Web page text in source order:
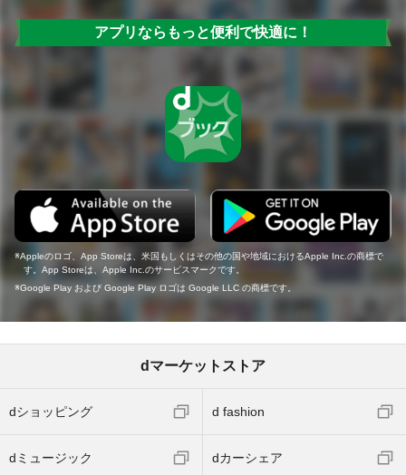
アプリならもっと便利で快適に！
Appleのロゴ、App Storeは、米国もしくはその他の国や地域におけるApple Inc.の商標で
す。App Storeは、Apple Inc.のサービスマークです。
Google Play および Google Play ロゴは Google LLC の商標です。
dマーケットストア
dショッピング d fashion
dミュージック dカーシェア